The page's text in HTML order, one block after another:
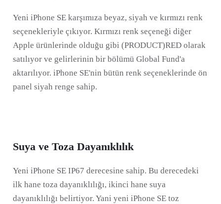
Yeni iPhone SE karşımıza beyaz, siyah ve kırmızı renk
seçenekleriyle çıkıyor. Kırmızı renk seçeneği diğer
Apple ürünlerinde olduğu gibi (PRODUCT)RED olarak
satılıyor ve gelirlerinin bir bölümü Global Fund'a
aktarılıyor. iPhone SE'nin bütün renk seçeneklerinde ön
panel siyah renge sahip.
Suya ve Toza Dayanıklılık
Yeni iPhone SE IP67 derecesine sahip. Bu derecedeki
ilk hane toza dayanıklılığı, ikinci hane suya
dayanıklılığı belirtiyor. Yani yeni iPhone SE toz